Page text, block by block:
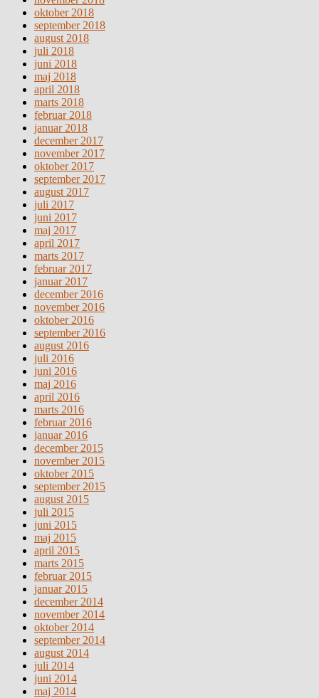
oktober 2018
september 2018
august 2018
juli 2018
juni 2018
maj 2018
april 2018
marts 2018
februar 2018
januar 2018
december 2017
november 2017
oktober 2017
september 2017
august 2017
juli 2017
juni 2017
maj 2017
april 2017
marts 2017
februar 2017
januar 2017
december 2016
november 2016
oktober 2016
september 2016
august 2016
juli 2016
juni 2016
maj 2016
april 2016
marts 2016
februar 2016
januar 2016
december 2015
november 2015
oktober 2015
september 2015
august 2015
juli 2015
juni 2015
maj 2015
april 2015
marts 2015
februar 2015
januar 2015
december 2014
november 2014
oktober 2014
september 2014
august 2014
juli 2014
juni 2014
maj 2014